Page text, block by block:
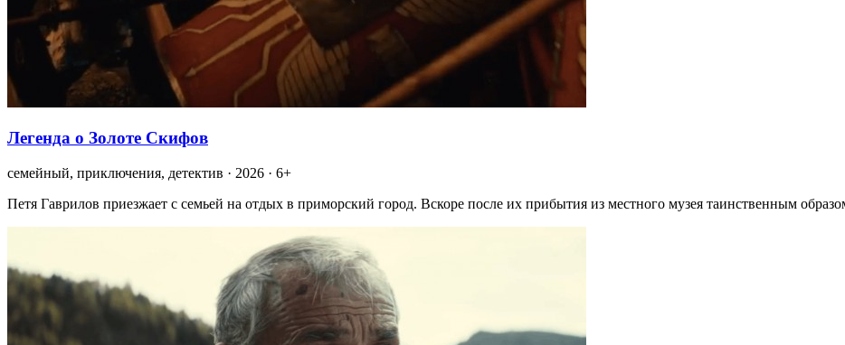
Легенда о Золоте Скифов
семейный, приключения, детектив · 2026 · 6+
Петя Гаврилов приезжает с семьей на отдых в приморский город. Вскоре после их прибытия из местного музея таинственным